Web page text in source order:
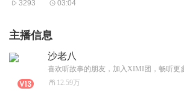
3293 03:04
主播信息
沙老八
12.59万